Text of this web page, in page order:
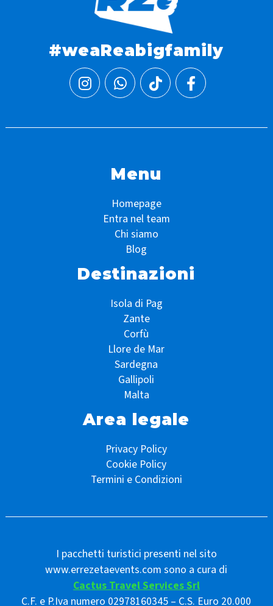
#weaReabigfamily
Menu
Homepage
Entra nel team
Chi siamo
Blog
Destinazioni
Isola di Pag
Zante
Corfù
Llore de Mar
Sardegna
Gallipoli
Malta
Area legale
Privacy Policy
Cookie Policy
Termini e Condizioni
I pacchetti turistici presenti nel sito
www.errezetaevents.com sono a cura di
Cactus Travel Services Srl
C.F. e P.Iva numero 02978160345 – C.S. Euro 20.000